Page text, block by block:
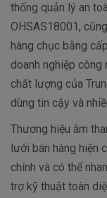
thống quản lý an
OHSAS18001,
hàng chục bằng
doanh nghiệp công
chất lượng của
dùng tin cậy và
Thương hiệu âm
lưới bán hàng hiện
chính và có thể
trợ kỹ thuật toàn